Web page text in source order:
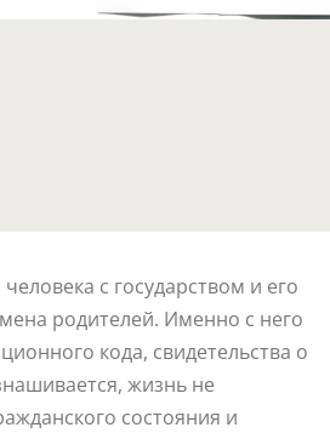
с государством и его
родителей. Именно с него
кода, свидетельства о
жизнь не
состояния и